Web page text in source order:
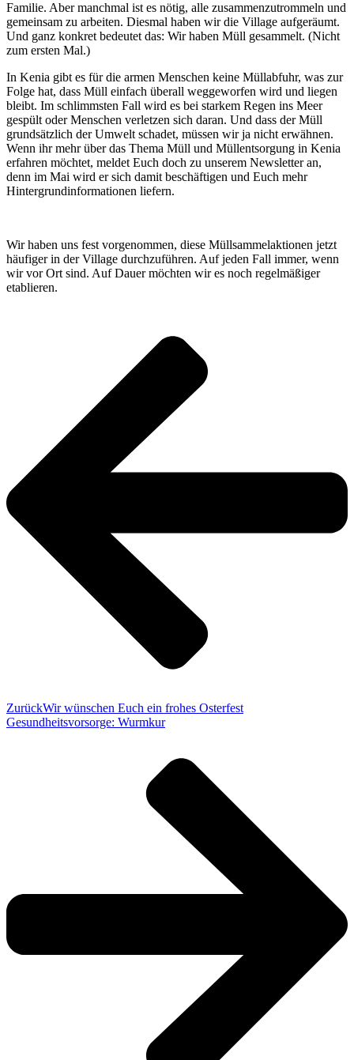
Familie. Aber manchmal ist es nötig, alle zusammenzutrommeln und
gemeinsam zu arbeiten. Diesmal haben wir die Village aufgeräumt.
Und ganz konkret bedeutet das: Wir haben Müll gesammelt. (Nicht
zum ersten Mal.)
In Kenia gibt es für die armen Menschen keine Müllabfuhr, was zur
Folge hat, dass Müll einfach überall weggeworfen wird und liegen
bleibt. Im schlimmsten Fall wird es bei starkem Regen ins Meer
gespült oder Menschen verletzen sich daran. Und dass der Müll
grundsätzlich der Umwelt schadet, müssen wir ja nicht erwähnen.
Wenn ihr mehr über das Thema Müll und Müllentsorgung in Kenia
erfahren möchtet, meldet Euch doch zu unserem Newsletter an,
denn im Mai wird er sich damit beschäftigen und Euch mehr
Hintergrundinformationen liefern.
Wir haben uns fest vorgenommen, diese Müllsammelaktionen jetzt
häufiger in der Village durchzuführen. Auf jeden Fall immer, wenn
wir vor Ort sind. Auf Dauer möchten wir es noch regelmäßiger
etablieren.
ZurückWir wünschen Euch ein frohes Osterfest
Gesundheitsvorsorge: Wurmkur